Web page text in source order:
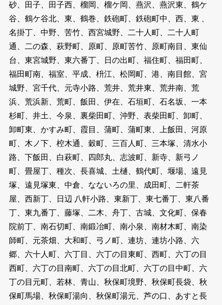
砂、田子、田子西、榴岡、榴ケ岡、燕沢、燕沢東、鶴ケ
谷、鶴ケ谷北、東、鶴巻、鉄砲町、鉄砲町中、西、東 、
名掛丁、中野、苦竹、西宮城野、二十人町、二十人町
通、二の森、萩野町、原町、原町苦竹、原町南目、東仙
台、東宮城野、東六番丁、日の出町、福住町、福田町、
福田町南、福室、平成、枡江、松岡町、港、南目館、宮
城野、宮千代、元寺小路、荒井、荒井東、荒井南、荒
浜、荒浜新、荒町、飯田、伊在、石垣町、石名坂、一本
杉町、井土、今泉、裏柴田町、沖野、表柴田町、卸町、
卸町東、かすみ町、霞目、蒲町、蒲町東、上飯田、河原
町、木ノ下、椌木通、穀町、三百人町、三本塚、清水小
路、下飯田、白萩町、四郎丸、志波町、新寺、新弓ノ
町、畳屋丁、種次、長喜城、土樋、鶴代町、堰場、遠見
塚、遠見塚東、中倉、なないろの里、成田町、二軒茶
屋、西新丁、日辺 八軒小路、東新丁、東七番丁、東八番
丁、東九番丁、藤塚、二木、舟丁、古城、文化町、保春
院前丁、南石切町、南鍛冶町、南小泉、南材木町、南染
師町、元茶畑、大和町、弓ノ町、連坊、連坊小路、六
郷、六十人町、六丁目、六丁の目東町、西町、六丁の目
西町、六丁の目南町、六丁の目北町、六丁の目中町、六
丁の目元町、若林、青山、秋保町境野、秋保町長袋、秋
保町馬場、秋保町湯向、秋保町湯元、芦の口、あすと長